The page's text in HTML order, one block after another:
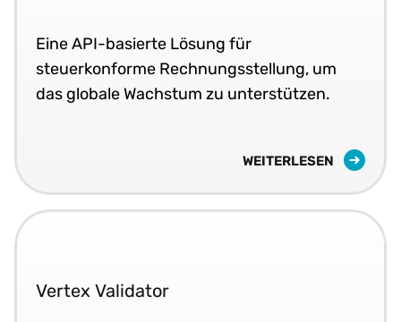
Eine API-basierte Lösung für
steuerkonforme Rechnungsstellung, um
das globale Wachstum zu unterstützen.
WEITERLESEN
Vertex Validator